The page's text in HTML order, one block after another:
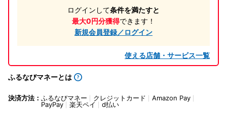
ログインして条件を満たすと
最大0円分獲得できます！
新規会員登録／ログイン
使える店舗・サービス一覧
ふるなびマネーとは
決済方法： ふるなびマネー クレジットカード
Amazon Pay
PayPay
楽天ペイ d払い